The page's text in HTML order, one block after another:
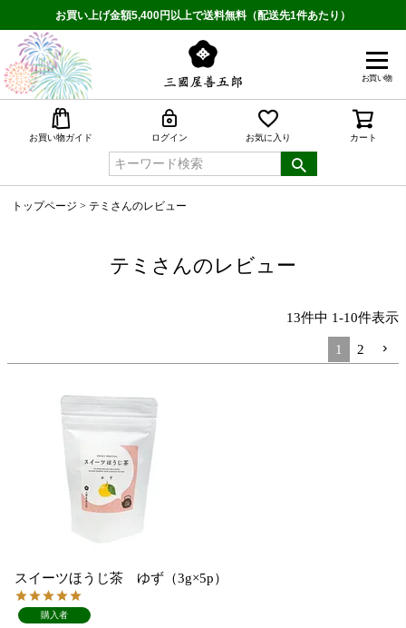
お買い上げ金額5,400円以上で送料無料（配送先1件あたり）
お買い物
お買い物ガイド ログイン お気に入り カート
トップページ テミさんのレビュー
テミさんのレビュー
13件中 1-10件表示
1 2
スイーツほうじ茶 ゆず（3g×5p）
購入者